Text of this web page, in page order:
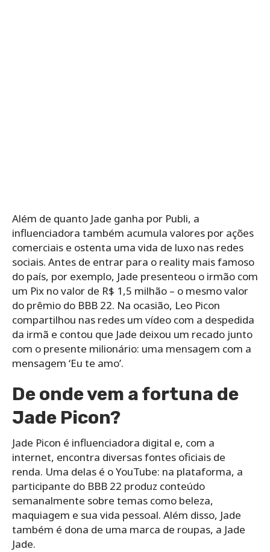
Além de quanto Jade ganha por Publi, a
influenciadora também acumula valores por ações
comerciais e ostenta uma vida de luxo nas redes
sociais. Antes de entrar para o reality mais famoso
do país, por exemplo, Jade presenteou o irmão com
um Pix no valor de R$ 1,5 milhão – o mesmo valor
do prêmio do BBB 22. Na ocasião, Leo Picon
compartilhou nas redes um vídeo com a despedida
da irmã e contou que Jade deixou um recado junto
com o presente milionário: uma mensagem com a
mensagem ‘Eu te amo’.
De onde vem a fortuna de
Jade Picon?
Jade Picon é influenciadora digital e, com a
internet, encontra diversas fontes oficiais de
renda. Uma delas é o YouTube: na plataforma, a
participante do BBB 22 produz conteúdo
semanalmente sobre temas como beleza,
maquiagem e sua vida pessoal. Além disso, Jade
também é dona de uma marca de roupas, a Jade
Jade.